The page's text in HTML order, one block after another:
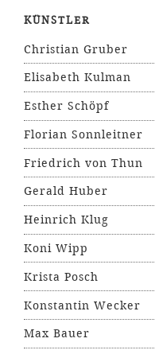
KÜNSTLER
Christian Gruber
Elisabeth Kulman
Esther Schöpf
Florian Sonnleitner
Friedrich von Thun
Gerald Huber
Heinrich Klug
Koni Wipp
Krista Posch
Konstantin Wecker
Max Bauer